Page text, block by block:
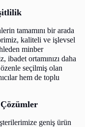
tamamını bir arada
kaliteli ve işlevsel
minber
ibadet ortamınızı daha
seçilmiş olan
hem de toplu
geniş ürün